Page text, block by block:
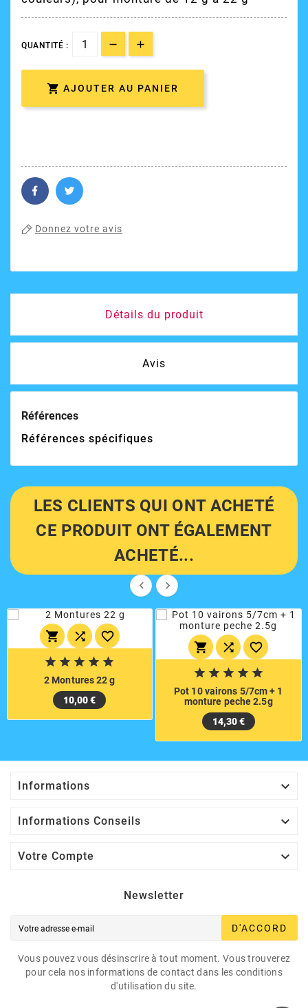
QUANTITÉ :
 AJOUTER AU PANIER
Donnez votre avis
Détails du produit
Avis
Références
Références spécifiques
LES CLIENTS QUI ONT ACHETÉ
CE PRODUIT ONT ÉGALEMENT
ACHETÉ...
 
  
    
2 Montures 22 g
10,00 €
  
    
Pot 10 vairons 5/7cm + 1
monture peche 2.5g
14,30 €
Informations 
Informations Conseils 
Votre Compte 
Newsletter
D'ACCORD
Vous pouvez vous désinscrire à tout moment. Vous trouverez
pour cela nos informations de contact dans les conditions
d'utilisation du site.